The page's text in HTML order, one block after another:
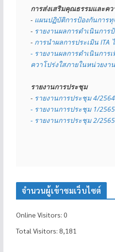
การส่งเสริมคุณธรรมและคว
- แผนปฏิบัติการป้องกันการทุ
- รายงานผลการดำเนินการ
- การนำผลการประเมิน
- รายงานผลการดำเนินการ
ควาโปร่งใสภายในหน่วยงาน
รายงานการประชุม
- รายงานการประชุม 4/2564
- รายงานการประชุม 1/2565
- รายงานการประชุม 2/2565
จำนวนผู้เข้าชมเว็บไซต์
Online Visitors: 0
Total Visitors: 8,181